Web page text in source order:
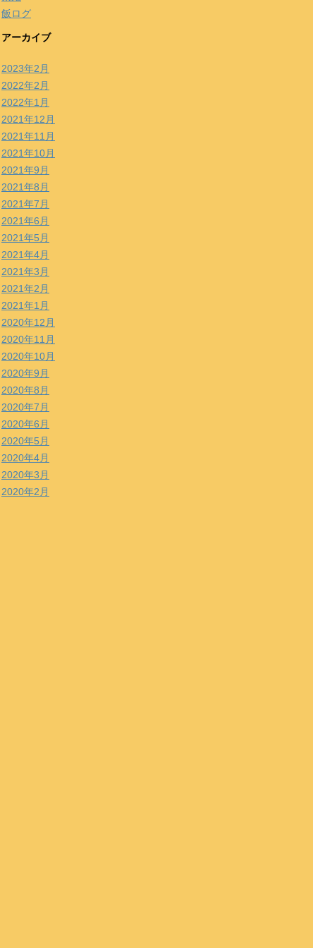
飯ログ
アーカイブ
2023年2月
2022年2月
2022年1月
2021年12月
2021年11月
2021年10月
2021年9月
2021年8月
2021年7月
2021年6月
2021年5月
2021年4月
2021年3月
2021年2月
2021年1月
2020年12月
2020年11月
2020年10月
2020年9月
2020年8月
2020年7月
2020年6月
2020年5月
2020年4月
2020年3月
2020年2月